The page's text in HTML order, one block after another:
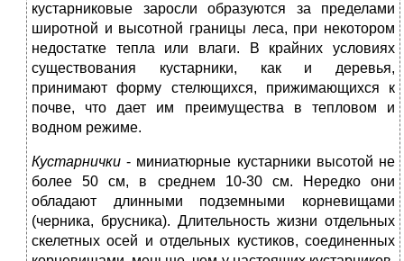
кустарниковые заросли образуются за пределами
широтной и высотной границы леса, при некотором
недостатке тепла или влаги. В крайних условиях
существования кустарники, как и деревья,
принимают форму стелющихся, прижимающихся к
почве, что дает им преимущества в тепловом и
водном режиме.
Кустарнички - миниатюрные кустарники высотой не
более 50 см, в среднем 10-30 см. Нередко они
обладают длинными подземными корневищами
(черника, брусника). Длительность жизни отдельных
скелетных осей и отдельных кустиков, соединенных